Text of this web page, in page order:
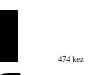
474 kez